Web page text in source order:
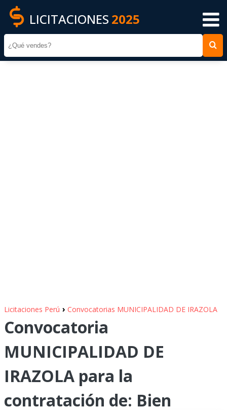
LICITACIONES 2025
Licitaciones Perú › Convocatorias MUNICIPALIDAD DE IRAZOLA
Convocatoria
MUNICIPALIDAD DE
IRAZOLA para la
contratación de: Bien